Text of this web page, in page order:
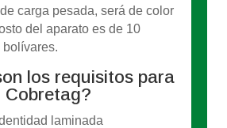
carga pesada, será de color
del aparato es de 10
los requisitos para
Cobretag?
laminada